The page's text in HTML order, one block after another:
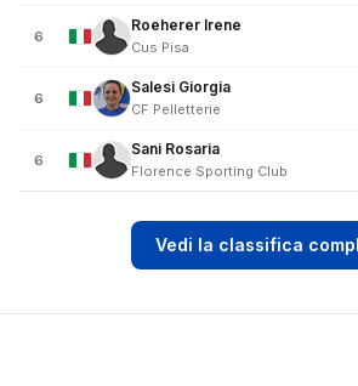
6
Roeherer Irene
Cus Pisa
6
Salesi Giorgia
CF Pelletterie
6
Sani Rosaria
Florence Sporting Club
Vedi la classifica